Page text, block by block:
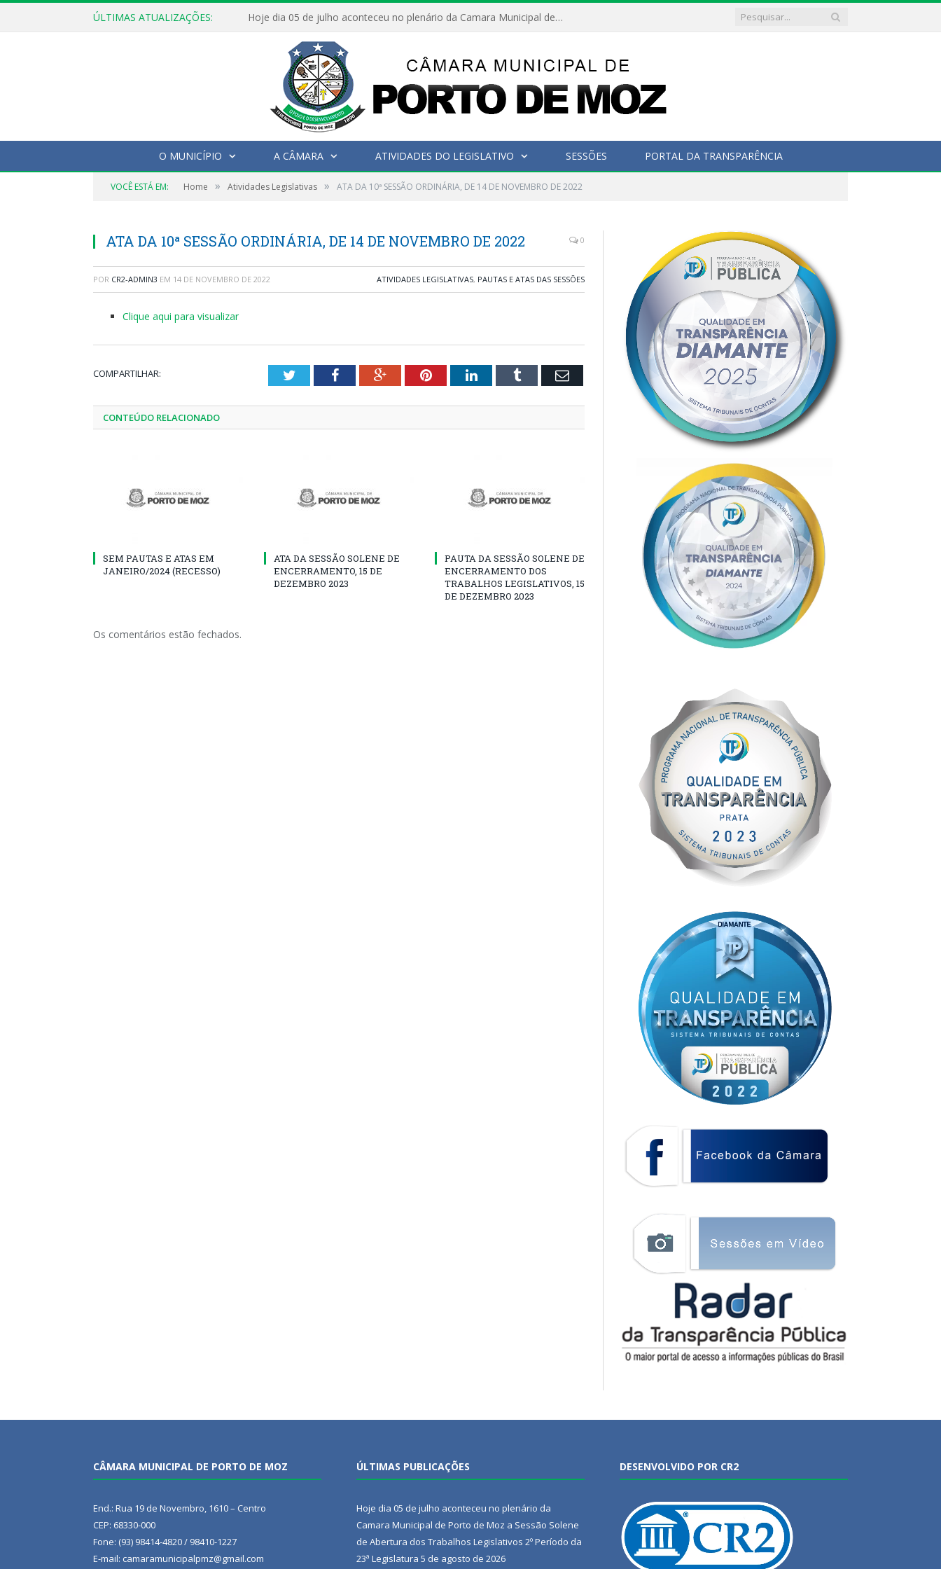
ÚLTIMAS ATUALIZAÇÕES: Hoje dia 05 de julho aconteceu no plenário da Camara Municipal de Porto de Moz a Sessão Solene de Abertura dos Trabalhos Legislativos 2º Período da 23ª Legislatura
O MUNICÍPIO A CÂMARA ATIVIDADES DO LEGISLATIVO SESSÕES PORTAL DA TRANSPARÊNCIA
VOCÊ ESTÁ EM: Home » Atividades Legislativas » ATA DA 10ª SESSÃO ORDINÁRIA, DE 14 DE NOVEMBRO DE 2022
ATA DA 10ª SESSÃO ORDINÁRIA, DE 14 DE NOVEMBRO DE 2022 0
POR CR2-ADMIN3 EM 14 DE NOVEMBRO DE 2022 ATIVIDADES LEGISLATIVAS, PAUTAS E ATAS DAS SESSÕES
Clique aqui para visualizar
COMPARTILHAR: TwitterFacebookGoogle+PinterestLinkedInTumblr Email
CONTEÚDO RELACIONADO
SEM PAUTAS E ATAS EM
JANEIRO/2024 (RECESSO)
ATA DA SESSÃO SOLENE DE
ENCERRAMENTO, 15 DE
DEZEMBRO 2023
PAUTA DA SESSÃO SOLENE DE
ENCERRAMENTO DOS
TRABALHOS LEGISLATIVOS, 15
DE DEZEMBRO 2023
Os comentários estão fechados.
CÂMARA MUNICIPAL DE PORTO DE MOZ
End.: Rua 19 de Novembro, 1610 – Centro
CEP: 68330-000
Fone: (93) 98414-4820 / 98410-1227
E-mail: camaramunicipalpmz@gmail.com
ÚLTIMAS PUBLICAÇÕES
Hoje dia 05 de julho aconteceu no plenário da
Camara Municipal de Porto de Moz a Sessão Solene
de Abertura dos Trabalhos Legislativos 2º Período da
23ª Legislatura 5 de agosto de 2026
DESENVOLVIDO POR CR2